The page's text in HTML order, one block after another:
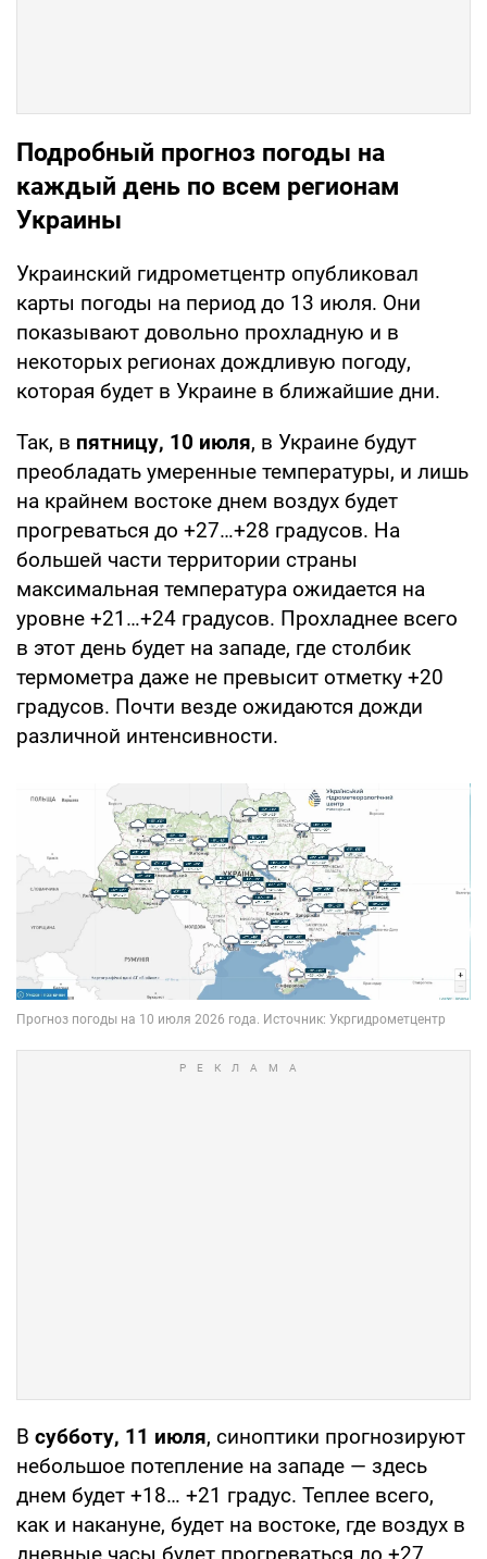
Подробный прогноз погоды на
каждый день по всем регионам
Украины
Украинский гидрометцентр опубликовал
карты погоды на период до 13 июля. Они
показывают довольно прохладную и в
некоторых регионах дождливую погоду,
которая будет в Украине в ближайшие дни.
Так, в пятницу, 10 июля, в Украине будут
преобладать умеренные температуры, и лишь
на крайнем востоке днем воздух будет
прогреваться до +27…+28 градусов. На
большей части территории страны
максимальная температура ожидается на
уровне +21…+24 градусов. Прохладнее всего
в этот день будет на западе, где столбик
термометра даже не превысит отметку +20
градусов. Почти везде ожидаются дожди
различной интенсивности.
В субботу, 11 июля, синоптики прогнозируют
небольшое потепление на западе — здесь
днем будет +18… +21 градус. Теплее всего,
как и накануне, будет на востоке, где воздух в